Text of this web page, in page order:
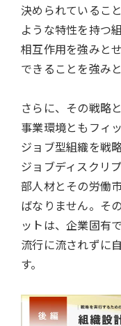
決められているこ
ような特性を持つ
相互作用を強みと
できることを強み
さらに、その戦略
事業環境ともフィ
ジョブ型組織を戦
ジョブディスクリ
部人材とその労働
ばなりません。そ
ットは、企業固有
流行に流されずに
す。